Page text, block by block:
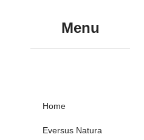
Menu
Home
Eversus Natura